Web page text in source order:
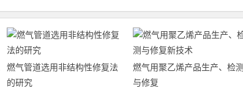
燃气管道选用非结构性修复法
的研究
燃气用聚乙烯产品生产、检测
与修复